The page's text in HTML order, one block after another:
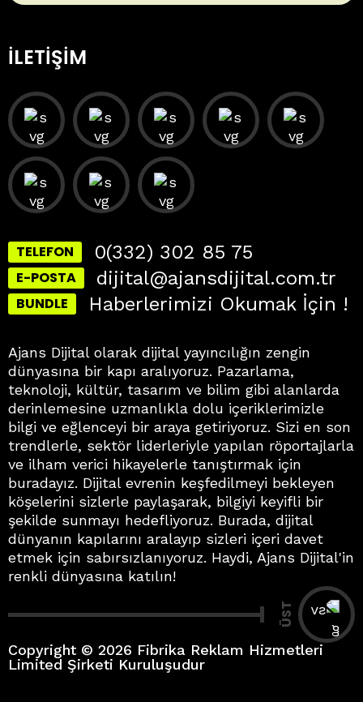
İLETIŞIM
TELEFON 0(332) 302 85 75
E-POSTA dijital@ajansdijital.com.tr
BUNDLE Haberlerimizi Okumak İçin !
Ajans Dijital olarak dijital yayıncılığın zengin
dünyasına bir kapı aralıyoruz. Pazarlama,
teknoloji, kültür, tasarım ve bilim gibi alanlarda
derinlemesine uzmanlıkla dolu içeriklerimizle
bilgi ve eğlenceyi bir araya getiriyoruz. Sizi en son
trendlerle, sektör liderleriyle yapılan röportajlarla
ve ilham verici hikayelerle tanıştırmak için
buradayız. Dijital evrenin keşfedilmeyi bekleyen
köşelerini sizlerle paylaşarak, bilgiyi keyifli bir
şekilde sunmayı hedefliyoruz. Burada, dijital
dünyanın kapılarını aralayıp sizleri içeri davet
etmek için sabırsızlanıyoruz. Haydi, Ajans Dijital'in
renkli dünyasına katılın!
ÜST
Copyright © 2026 Fibrika Reklam Hizmetleri
Limited Şirketi Kuruluşudur